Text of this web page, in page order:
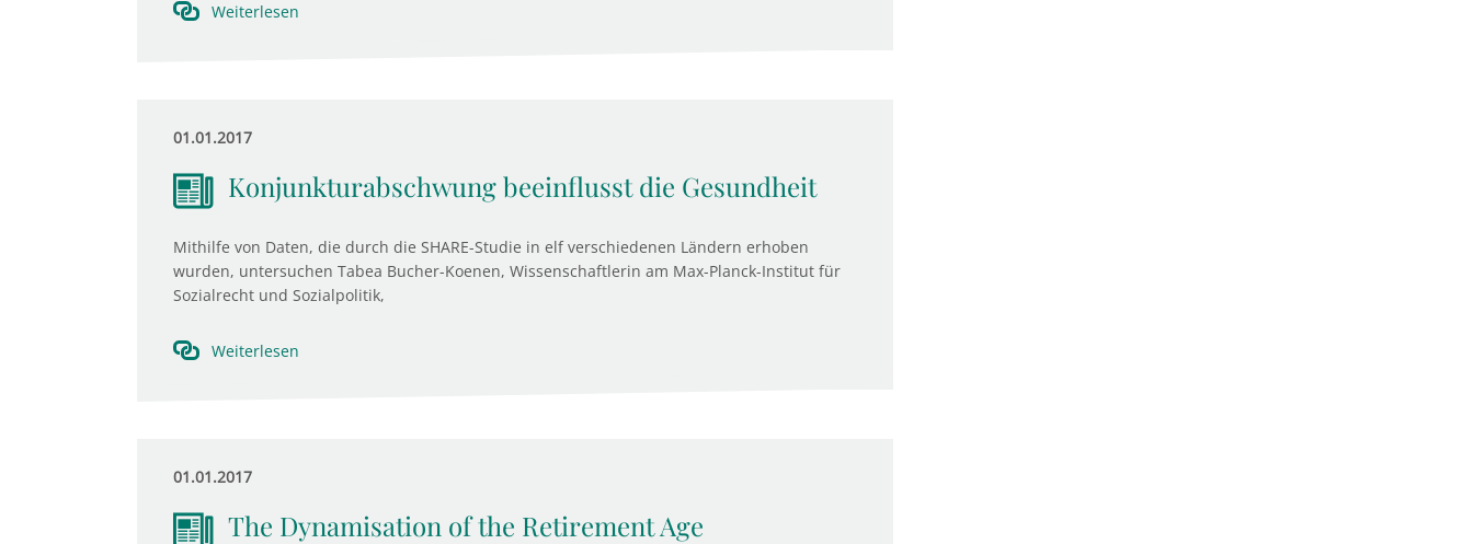
Weiterlesen
01.01.2017
Konjunkturabschwung beeinflusst die Gesundheit
Mithilfe von Daten, die durch die SHARE-Studie in elf verschiedenen Ländern erhoben
wurden, untersuchen Tabea Bucher-Koenen, Wissenschaftlerin am Max-Planck-Institut für
Sozialrecht und Sozialpolitik,
Weiterlesen
01.01.2017
The Dynamisation of the Retirement Age